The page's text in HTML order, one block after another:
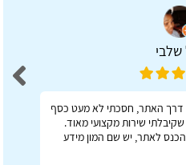
שלבי
דרך האתר, חסכתי לא מעט כסף
שירות מקצועי מאוד.
לאתר, יש שם המון מידע